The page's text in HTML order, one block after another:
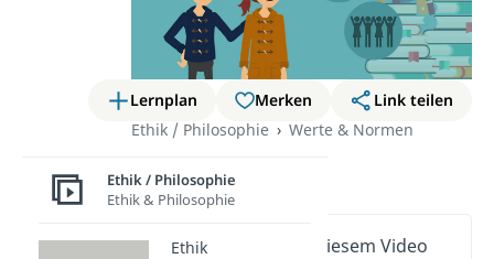
Lernplan Merken
Link teilen
Ethik / Philosophie
Werte & Normen
Vertrauen
Wichtige Inhalte in diesem Video
Ethik / Philosophie
Ethik & Philosophie
Ethik